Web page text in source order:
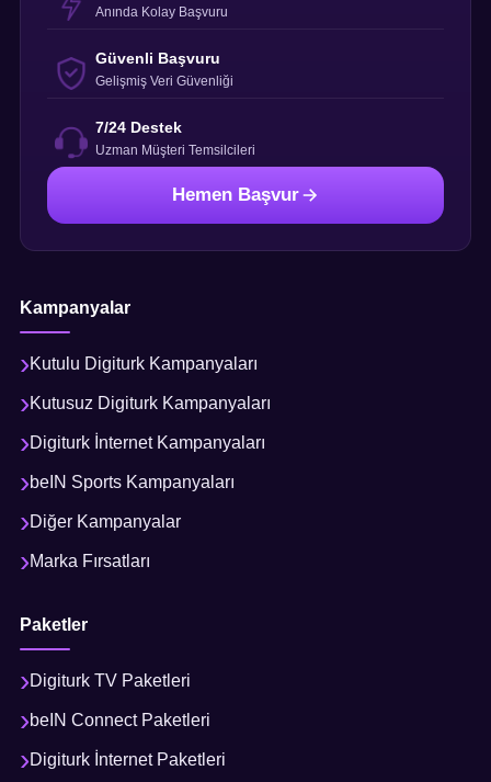
Anında Kolay Başvuru
Güvenli Başvuru
Gelişmiş Veri Güvenliği
7/24 Destek
Uzman Müşteri Temsilcileri
Hemen Başvur
Kampanyalar
Kutulu Digiturk Kampanyaları
Kutusuz Digiturk Kampanyaları
Digiturk İnternet Kampanyaları
beIN Sports Kampanyaları
Diğer Kampanyalar
Marka Fırsatları
Paketler
Digiturk TV Paketleri
beIN Connect Paketleri
Digiturk İnternet Paketleri